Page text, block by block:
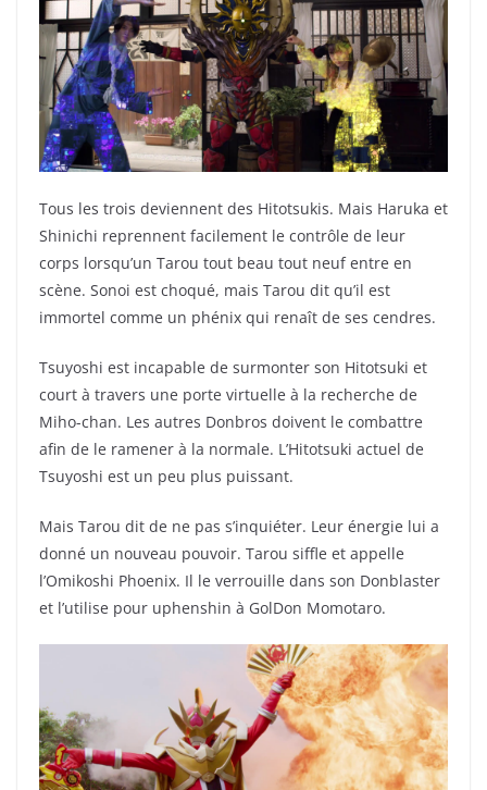
Tous les trois deviennent des Hitotsukis. Mais Haruka et
Shinichi reprennent facilement le contrôle de leur
corps lorsqu’un Tarou tout beau tout neuf entre en
scène. Sonoi est choqué, mais Tarou dit qu’il est
immortel comme un phénix qui renaît de ses cendres.
Tsuyoshi est incapable de surmonter son Hitotsuki et
court à travers une porte virtuelle à la recherche de
Miho-chan. Les autres Donbros doivent le combattre
afin de le ramener à la normale. L’Hitotsuki actuel de
Tsuyoshi est un peu plus puissant.
Mais Tarou dit de ne pas s’inquiéter. Leur énergie lui a
donné un nouveau pouvoir. Tarou siffle et appelle
l’Omikoshi Phoenix. Il le verrouille dans son Donblaster
et l’utilise pour uphenshin à GolDon Momotaro.